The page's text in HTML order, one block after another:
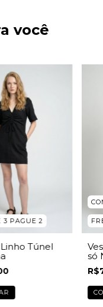
você
3 PAGUE 2
Túnel
só